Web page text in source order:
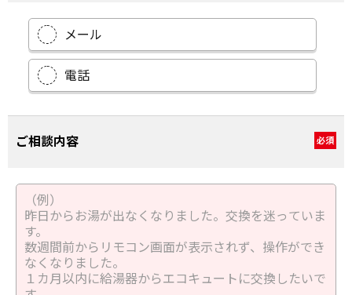
メール
電話
ご相談内容 必須